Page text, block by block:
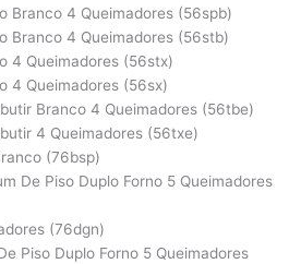
Branco 4 Queimadores (56spb)
Branco 4 Queimadores (56stb)
4 Queimadores (56stx)
4 Queimadores (56sx)
Branco 4 Queimadores (56tbe)
4 Queimadores (56txe)
(76bsp)
De Piso Duplo Forno 5 Queimadores
(76dgn)
Piso Duplo Forno 5 Queimadores